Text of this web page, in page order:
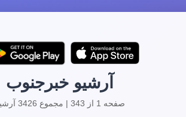
آرشیو خبرجنوب
صفحه 1 از 343 | مجموع 3426 آرشیو